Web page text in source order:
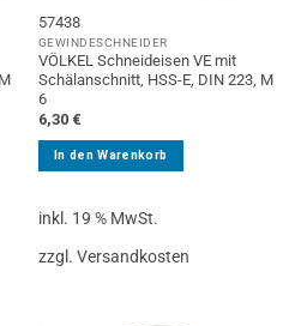
57438
GEWINDESCHNEIDER
VÖLKEL Schneideisen VE mit
Schälanschnitt, HSS-E, DIN 223, M
6
6,30 €
In den Warenkorb
inkl. 19 % MwSt.
zzgl. Versandkosten